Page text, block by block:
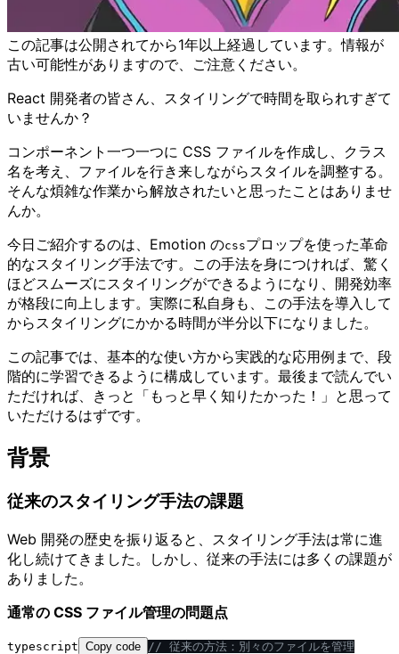
この記事は公開されてから1年以上経過しています。情報が
古い可能性がありますので、ご注意ください。
React 開発者の皆さん、スタイリングで時間を取られすぎて
いませんか？
コンポーネント一つ一つに CSS ファイルを作成し、クラス
名を考え、ファイルを行き来しながらスタイルを調整する。
そんな煩雑な作業から解放されたいと思ったことはありませ
んか。
今日ご紹介するのは、Emotion のcssプロップを使った革命
的なスタイリング手法です。この手法を身につければ、驚く
ほどスムーズにスタイリングができるようになり、開発効率
が格段に向上します。実際に私自身も、この手法を導入して
からスタイリングにかかる時間が半分以下になりました。
この記事では、基本的な使い方から実践的な応用例まで、段
階的に学習できるように構成しています。最後まで読んでい
ただければ、きっと「もっと早く知りたかった！」と思って
いただけるはずです。
背景
従来のスタイリング手法の課題
Web 開発の歴史を振り返ると、スタイリング手法は常に進
化し続けてきました。しかし、従来の手法には多くの課題が
ありました。
通常の CSS ファイル管理の問題点
typescript Copy code / / 従来の方法：別々のファイルを管理